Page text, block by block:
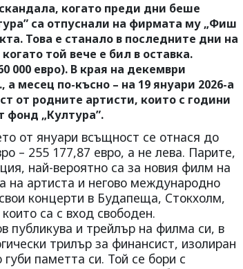
когато преди дни беше
са отпуснали на фирмата му „Фиш
Това е станало в последните дни на
той вече е бил в оставка.
000 евро). В края на декември
а месец по-късно – на 19 януари 2026-а
от родните артисти, които с години
фонд „Култура”.
от януари всъщност се отнася до
– 255 177,87 евро, а не лева. Парите,
най-вероятно са за новия филм на
на артиста и негово международно
концерти в Будапеща, Стокхолм,
са с вход свободен.
публикува и трейлър на филма си, в
трилър за финансист, изолиран
паметта си. Той се бори с